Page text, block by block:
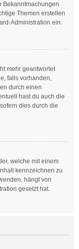
Bekanntmachungen
Themen erstellen
Administration ein.
mehr geantwortet
falls vorhanden,
durch einen
hast du auch die
dies durch die
welche mit einem
kennzeichnen zu
hängt von
gesetzt hat.